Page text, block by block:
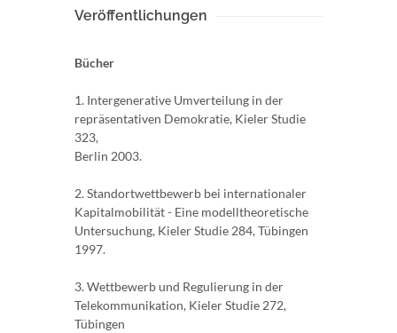
Veröffentlichungen
Bücher
1. Intergenerative Umverteilung in der
repräsentativen Demokratie, Kieler Studie
323,
Berlin 2003.
2. Standortwettbewerb bei internationaler
Kapitalmobilität - Eine modelltheoretische
Untersuchung, Kieler Studie 284, Tübingen
1997.
3. Wettbewerb und Regulierung in der
Telekommunikation, Kieler Studie 272,
Tübingen